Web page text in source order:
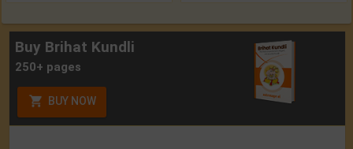
Buy Brihat Kundli
250+ pages
BUY NOW